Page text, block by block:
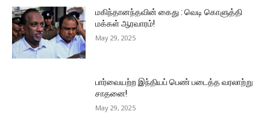
மகிந்தானந்தவின் கைது : வெடி கொளுத்தி
மக்கள் ஆரவாரம்!
May 29, 2025
பார்வையற்ற இந்தியப் பெண் படைத்த வரலாற்று
சாதனை!
May 29, 2025